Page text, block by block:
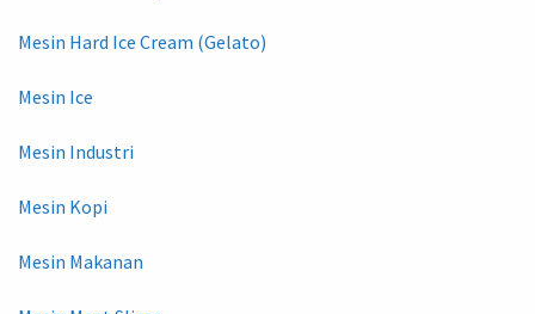
Mesin Hard Ice Cream (Gelato)
Mesin Ice
Mesin Industri
Mesin Kopi
Mesin Makanan